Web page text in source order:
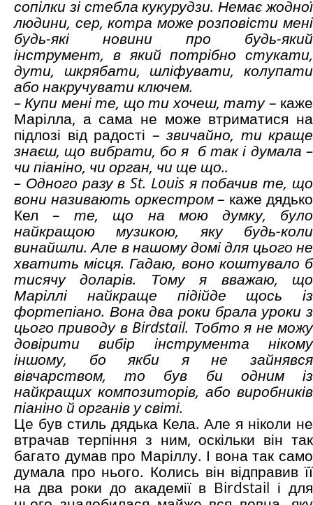
сопілки зі стебла кукурудзи. Немає жодної
людини, сер, котра може розповісти мені
будь-які новини про будь-який
інструмент, в який потрібно стукати,
дути, шкрябати, шліфувати, колупати
або накручувати ключем.
– Купи мені те, що ти хочеш, тату– каже
Марілла, а сама не може втриматися на
підлозі від радості – звичайно, ти краще
знаєш, що вибрати, бо я б так і думала –
чи піаніно, чи орган, чи ще що..
– Одного разу вSt. Louis я побачив те, що
вони називають оркестром– каже дядько
Кел – те, що на мою думку, було
найкращою музикою, яку будь-коли
винайшли. Але в нашому домі для цього не
хватить місця. Гадаю, воно коштувало б
тисячу доларів. Тому я вважаю, що
Маріллі найкраще підійде щось із
фортепіано. Вона два роки брала уроки з
цього приводу в Birdstail. Тобто я не можу
довірити вибір інструмента нікому
іншому, бо якби я не зайнявся
вівчарством, то був би одним із
найкращих композиторів, або виробників
піаніно й органів у світі.
Це був стиль дядька Кела. Але я ніколи не
втрачав терпіння з ним, оскільки він так
багато думав про Маріллу. І вона так само
думала про нього. Колись він відправив її
на два роки до академії в Birdstail і для